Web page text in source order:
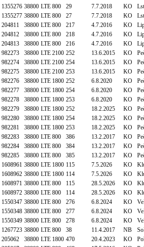
1355276 38800 LTE 800 29 7.7.2018 KO
1355277 38800 LTE 800 27 7.7.2018 KO
204811 38800 LTE 800 217 4.7.2016 KO
204812 38800 LTE 800 218 4.7.2016 KO
204813 38800 LTE 800 216 4.7.2016 KO
982273 38800 LTE 2100 252 13.6.2015 KO
982274 38800 LTE 2100 254 13.6.2015 KO
982275 38800 LTE 2100 253 13.6.2015 KO
982276 38800 LTE 1800 252 6.8.2020 KO
982277 38800 LTE 1800 254 6.8.2020 KO
982278 38800 LTE 1800 253 6.8.2020 KO
982279 38800 LTE 1800 252 18.2.2025 KO
982280 38800 LTE 1800 254 18.2.2025 KO
982281 38800 LTE 1800 253 18.2.2025 KO
982283 38800 LTE 800 386 13.2.2017 KO
982284 38800 LTE 800 384 13.2.2017 KO
982285 38800 LTE 800 385 13.2.2017 KO
1608961 38800 LTE 1800 115 7.5.2026 KO
1608962 38800 LTE 1800 114 7.5.2026 KO
1608971 38800 LTE 800 115 28.5.2026 KO
1608972 38800 LTE 800 114 28.5.2026 KO
1550347 38800 LTE 800 276 6.8.2024 KO
1550348 38800 LTE 800 277 6.8.2024 KO
1550349 38800 LTE 800 278 6.8.2024 KO
1267723 38800 LTE 800 38 11.4.2017 NB
205062 38800 LTE 1800 470 20.4.2023 KO